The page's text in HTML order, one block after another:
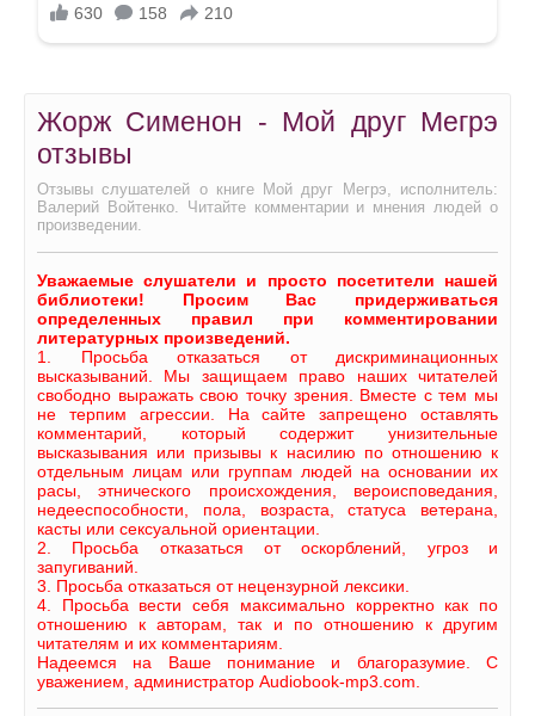
Жорж Сименон - Мой друг Мегрэ
отзывы
Отзывы слушателей о книге Мой друг Мегрэ, исполнитель:
Валерий Войтенко. Читайте комментарии и мнения людей о
произведении.
Уважаемые слушатели и просто посетители нашей
библиотеки! Просим Вас придерживаться
определенных правил при комментировании
литературных произведений.
1. Просьба отказаться от дискриминационных
высказываний. Мы защищаем право наших читателей
свободно выражать свою точку зрения. Вместе с тем мы
не терпим агрессии. На сайте запрещено оставлять
комментарий, который содержит унизительные
высказывания или призывы к насилию по отношению к
отдельным лицам или группам людей на основании их
расы, этнического происхождения, вероисповедания,
недееспособности, пола, возраста, статуса ветерана,
касты или сексуальной ориентации.
2. Просьба отказаться от оскорблений, угроз и
запугиваний.
3. Просьба отказаться от нецензурной лексики.
4. Просьба вести себя максимально корректно как по
отношению к авторам, так и по отношению к другим
читателям и их комментариям.
Надеемся на Ваше понимание и благоразумие. С
уважением, администратор Audiobook-mp3.com.